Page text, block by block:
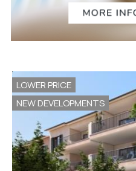
LOWER PRICE
NEW DEVELOPMENTS